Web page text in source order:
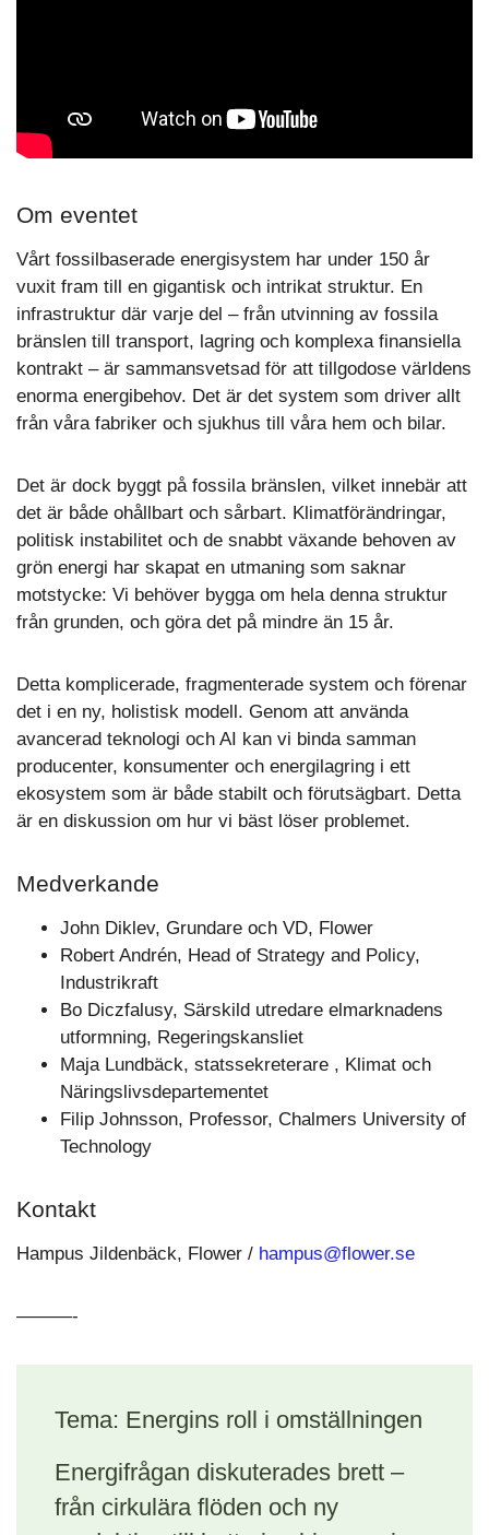
Om eventet
Vårt fossilbaserade energisystem har under 150 år
vuxit fram till en gigantisk och intrikat struktur. En
infrastruktur där varje del – från utvinning av fossila
bränslen till transport, lagring och komplexa finansiella
kontrakt – är sammansvetsad för att tillgodose världens
enorma energibehov. Det är det system som driver allt
från våra fabriker och sjukhus till våra hem och bilar.
Det är dock byggt på fossila bränslen, vilket innebär att
det är både ohållbart och sårbart. Klimatförändringar,
politisk instabilitet och de snabbt växande behoven av
grön energi har skapat en utmaning som saknar
motstycke: Vi behöver bygga om hela denna struktur
från grunden, och göra det på mindre än 15 år.
Detta komplicerade, fragmenterade system och förenar
det i en ny, holistisk modell. Genom att använda
avancerad teknologi och AI kan vi binda samman
producenter, konsumenter och energilagring i ett
ekosystem som är både stabilt och förutsägbart. Detta
är en diskussion om hur vi bäst löser problemet.
Medverkande
John Diklev, Grundare och VD, Flower
Robert Andrén, Head of Strategy and Policy,
Industrikraft
Bo Diczfalusy, Särskild utredare elmarknadens
utformning, Regeringskansliet
Maja Lundbäck, statssekreterare , Klimat och
Näringslivsdepartementet
Filip Johnsson, Professor, Chalmers University of
Technology
Kontakt
Hampus Jildenbäck, Flower / hampus@flower.se
———-
Tema: Energins roll i omställningen
Energifrågan diskuterades brett –
från cirkulära flöden och ny